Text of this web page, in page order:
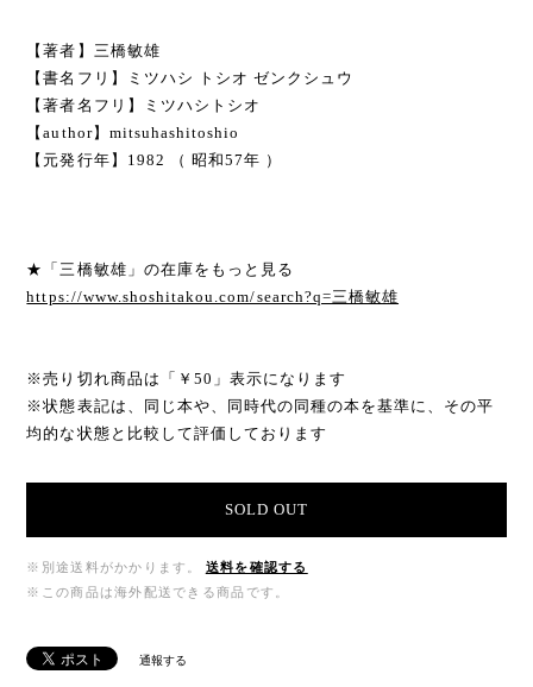
【著者】三橋敏雄
【書名フリ】ミツハシ トシオ ゼンクシュウ
【著者名フリ】ミツハシトシオ
【author】mitsuhashitoshio
【元発行年】1982 （ 昭和57年 ）
★「三橋敏雄」の在庫をもっと見る
https://www.shoshitakou.com/search?q=三橋敏雄
※売り切れ商品は「￥50」表示になります
※状態表記は、同じ本や、同時代の同種の本を基準に、その平
均的な状態と比較して評価しております
SOLD OUT
※別途送料がかかります。
送料を確認する
※この商品は海外配送できる商品です。
通報する